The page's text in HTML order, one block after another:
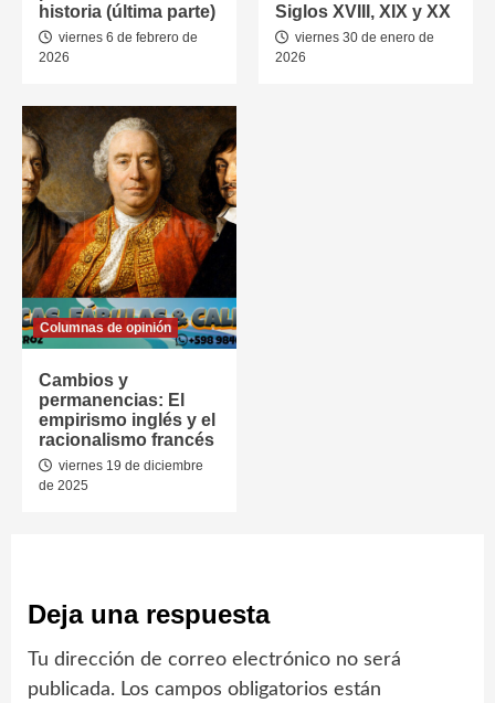
historia (última parte)
viernes 6 de febrero de
2026
Siglos XVIII, XIX y XX
viernes 30 de enero de
2026
Columnas de opinión
Cambios y
permanencias: El
empirismo inglés y el
racionalismo francés
viernes 19 de diciembre
de 2025
Deja una respuesta
Tu dirección de correo electrónico no será
publicada. Los campos obligatorios están